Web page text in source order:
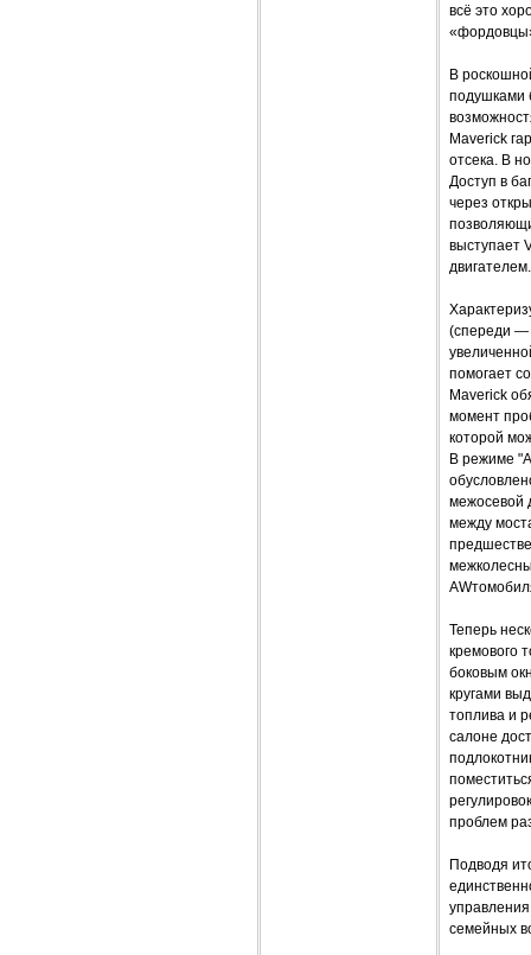
всё это
В
подушками
Maverick
отсека. В
Доступ в
через
выступает
двигателем.
(спереди —
помогает
Maverick
момент
которой
В режиме
межосевой
между
Теперь
кремового
боковым
кругами
топлива и
салоне
проблем
Подводя
семейных